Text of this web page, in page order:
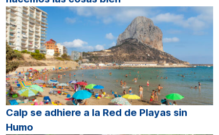
Calp se adhiere a la Red de Playas sin
Humo